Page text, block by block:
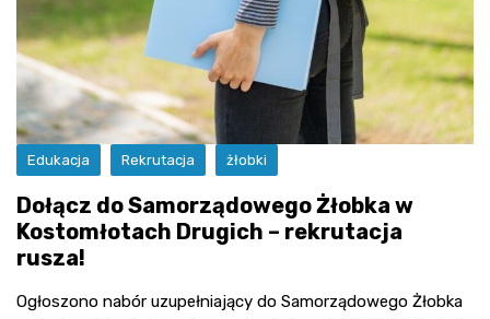
Edukacja Rekrutacja żłobki
Dołącz do Samorządowego Żłobka w
Kostomłotach Drugich – rekrutacja
rusza!
Ogłoszono nabór uzupełniający do Samorządowego Żłobka